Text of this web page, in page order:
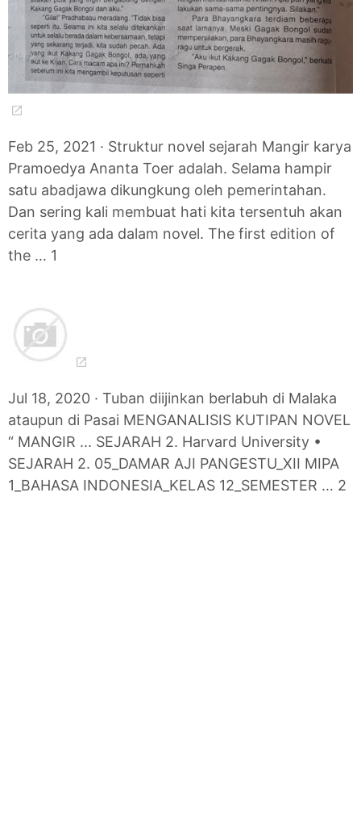
Feb 25, 2021 · Struktur novel sejarah Mangir karya
Pramoedya Ananta Toer adalah. Selama hampir
satu abadjawa dikungkung oleh pemerintahan.
Dan sering kali membuat hati kita tersentuh akan
cerita yang ada dalam novel. The first edition of
the … 1
Jul 18, 2020 · Tuban diijinkan berlabuh di Malaka
ataupun di Pasai MENGANALISIS KUTIPAN NOVEL
“ MANGIR ... SEJARAH 2. Harvard University •
SEJARAH 2. 05_DAMAR AJI PANGESTU_XII MIPA
1_BAHASA INDONESIA_KELAS 12_SEMESTER … 2